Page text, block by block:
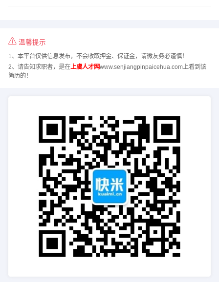
温馨提示
1、本平台仅供信息发布，不会收取押金、保证金，请微友务必谨慎！
2、请告知求职者，是在上虞人才网www.senjiangpinpaicehua.com上看到该
简历的！